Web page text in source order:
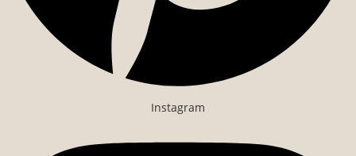
Instagram